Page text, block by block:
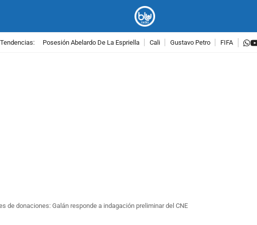
Tendencias: Posesión Abelardo De La Espriella Cali Gustavo Petro FIFA
de donaciones: Galán responde a indagación preliminar del CNE